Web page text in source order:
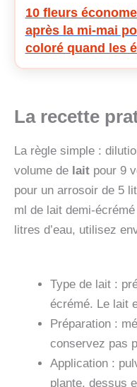
10 fleurs
après la mi-mai
coloré quand les
La recette
La règle simple :
volume de lait pour 9
pour un arrosoir de 5
ml de lait demi-
litres d’eau, utilisez
Type de lait :
écrémé. Le lait
Préparation :
conservez pas
Application :
plante, dessus